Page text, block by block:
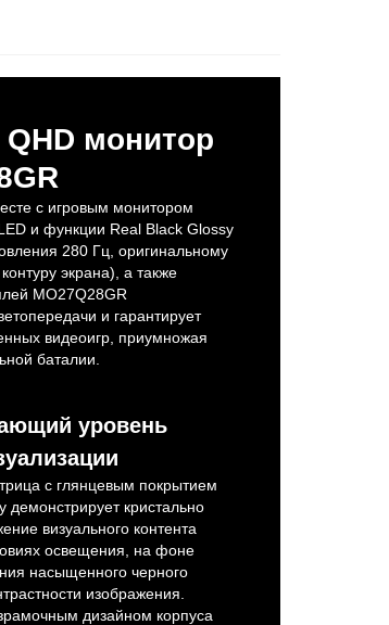
монитор
с игровым монитором
и функции Real Black Glossy
280 Гц, оригинальному
экрана), а также
MO27Q28GR
и гарантирует
видеоигр, приумножая
баталии.
уровень
с глянцевым покрытием
демонстрирует кристально
визуального контента
освещения, на фоне
насыщенного черного
изображения.
дизайном корпуса